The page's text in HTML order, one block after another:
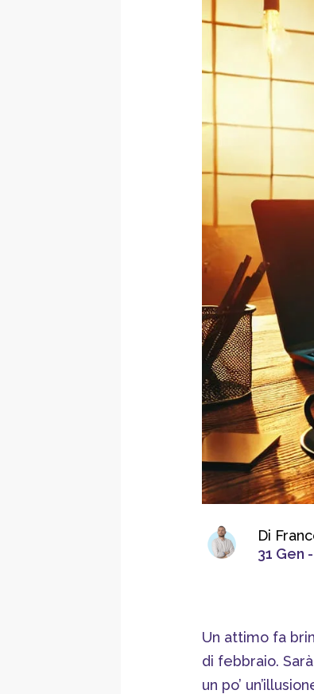
Di
31 Gen
Un attimo fa
di febbraio.
un po’